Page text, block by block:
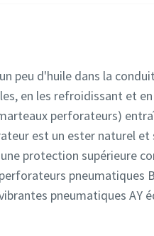
peu d'huile dans la
en les refroidissant et
perforateurs)
est un ester naturel
protection supérieure
pneumatiques
pneumatiques AY